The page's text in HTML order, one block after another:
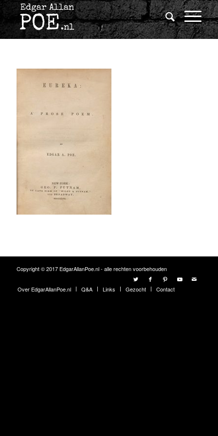
Copyright © 2017 EdgarAllanPoe.nl - alle rechten voorbehouden
Over EdgarAllanPoe.nl Q&A Links Gezocht Contact